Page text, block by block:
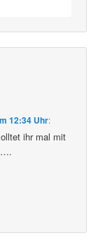
12:34 Uhr:
ihr mal mit